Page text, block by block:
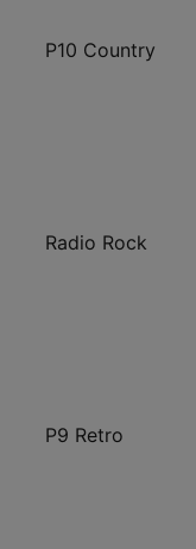
P10 Country
Radio Rock
P9 Retro